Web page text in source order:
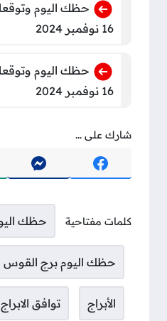
حظك اليوم
16 نوفمبر 2024
حظك اليوم
16 نوفمبر 2024
شارك على ...
كلمات مفتاحية حظك
حظك اليوم برج القوس
الأبراج توافق الابراج